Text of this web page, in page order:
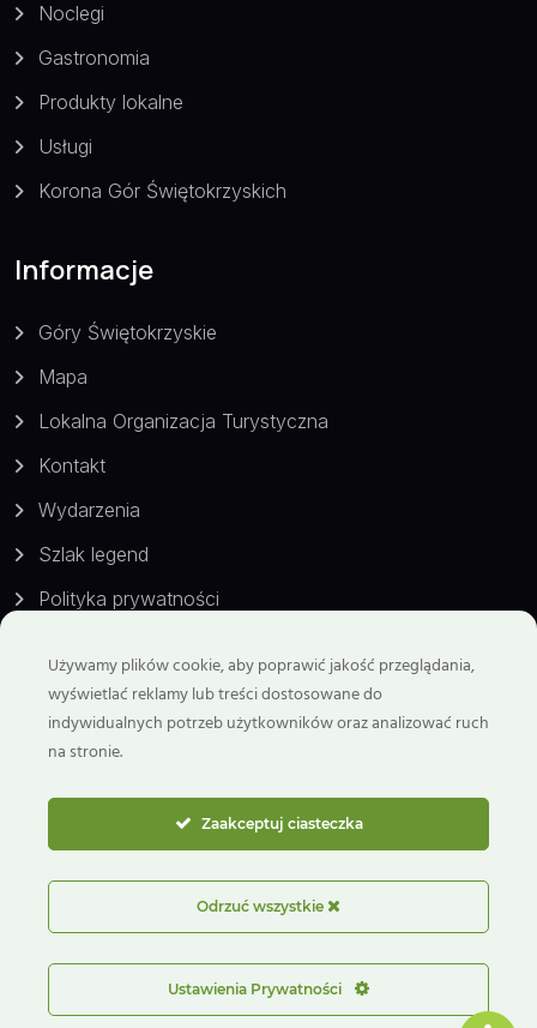
Noclegi
Gastronomia
Produkty lokalne
Usługi
Korona Gór Świętokrzyskich
Informacje
Góry Świętokrzyskie
Mapa
Lokalna Organizacja Turystyczna
Kontakt
Wydarzenia
Szlak legend
Polityka prywatności
Kontakt
Telefon:
ul. Benedyktyńska 6
Używamy plików cookie, aby poprawić jakość przeglądania,
wyświetlać reklamy lub treści dostosowane do
indywidualnych potrzeb użytkowników oraz analizować ruch
na stronie.
Zaakceptuj ciasteczka
Odrzuć wszystkie
Ustawienia Prywatności